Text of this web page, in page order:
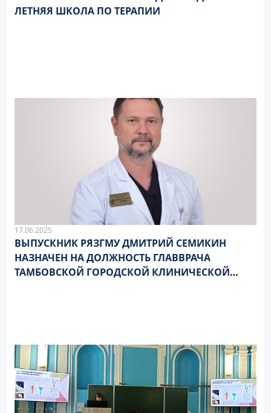
ЛЕТНЯЯ ШКОЛА ПО ТЕРАПИИ
17.06.2025
ВЫПУСКНИК РЯЗГМУ ДМИТРИЙ СЕМИКИН
НАЗНАЧЕН НА ДОЛЖНОСТЬ ГЛАВВРАЧА
ТАМБОВСКОЙ ГОРОДСКОЙ КЛИНИЧЕСКОЙ